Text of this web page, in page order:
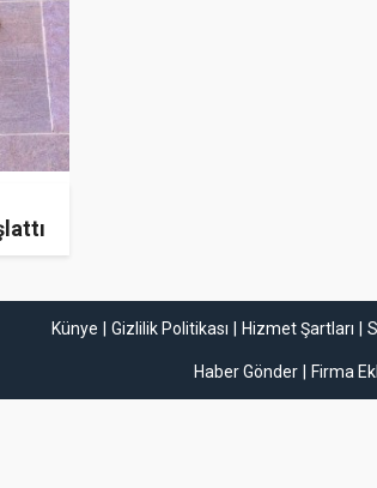
Künye Gizlilik Politikası Hizmet Şartları
Haber Gönder
Firma